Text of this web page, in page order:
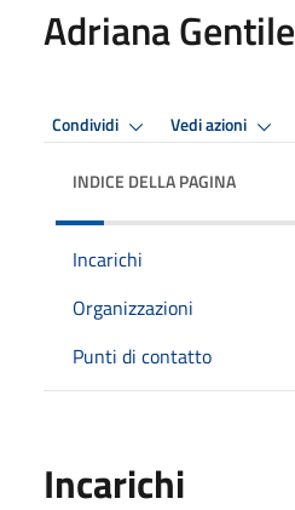
Adriana Gentile
Condividi Vedi azioni
INDICE DELLA PAGINA
Incarichi
Organizzazioni
Punti di contatto
Incarichi